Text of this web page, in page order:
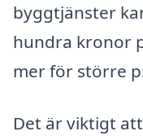
byggtjänster
hundra kronor
mer för större
Det är viktigt